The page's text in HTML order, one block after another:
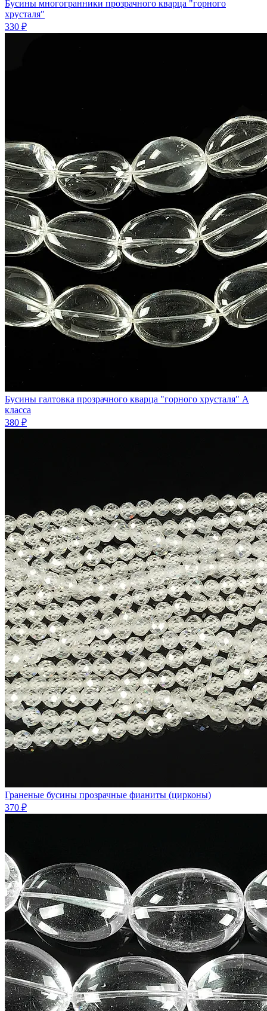
Бусины многогранники прозрачного кварца "горного
хрусталя"
330 ₽
Бусины галтовка прозрачного кварца "горного хрусталя" А
класса
380 ₽
Граненые бусины прозрачные фианиты (цирконы)
370 ₽